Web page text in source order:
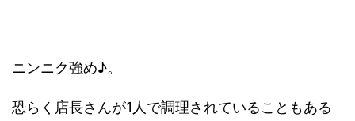
ニンニク強め♪。
恐らく店長さんが1人で調理されていることもある